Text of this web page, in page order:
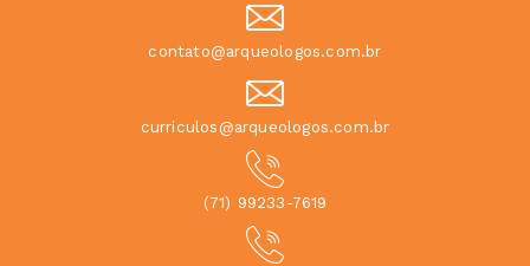
contato@arqueologos.com.br
curriculos@arqueologos.com.br
(71) 99233-7619